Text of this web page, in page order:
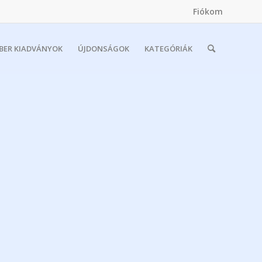
Fiókom
KIADVÁNYOK ÚJDONSÁGOK KATEGÓRIÁK